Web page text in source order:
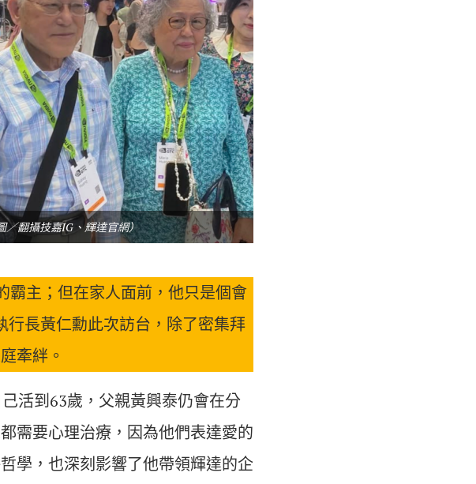
／翻攝技嘉IG、輝達官網）
霸主；但在家人面前，他只是個會
長黃仁勳此次訪台，除了密集拜
牽絆。
活到63歲，父親黃興泰仍會在分
需要心理治療，因為他們表達愛的
學，也深刻影響了他帶領輝達的企